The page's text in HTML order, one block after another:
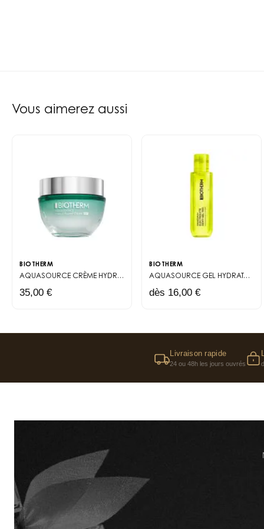
Vous aimerez aussi
BIOTHERM
AQUASOURCE CRÈME HYDRATANTE ET PROTECTRICE SPF30
35,00 €
BIOTHERM
AQUASOURCE GEL HYDRATANT LÉGER ENRICHI EN ÉLECTROLYTES
dès 16,00 €
Livraison rapide
24 ou 48h les jours ouvrés